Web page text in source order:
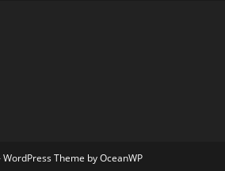
Theme by OceanWP